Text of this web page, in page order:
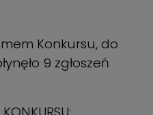
Konkursu, do
9 zgłoszeń